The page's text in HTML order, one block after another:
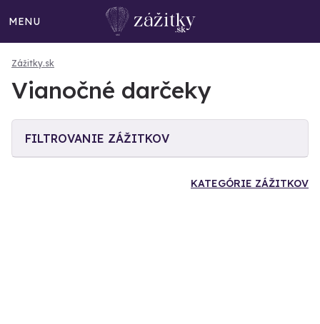
MENU
Zážitky.sk
Vianočné darčeky
FILTROVANIE ZÁŽITKOV
KATEGÓRIE ZÁŽITKOV